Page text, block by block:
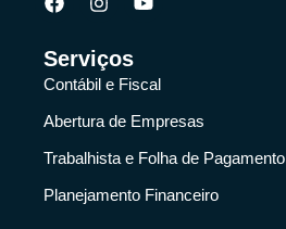
Serviços
Contábil e Fiscal
Abertura de Empresas
Trabalhista e Folha de Pagamento
Planejamento Financeiro